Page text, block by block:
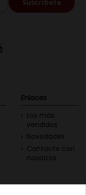
Enlaces
Los más
vendidos
Novedades
Contacte con
nosotros